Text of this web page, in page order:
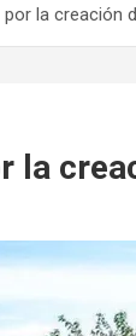
por la creación
la